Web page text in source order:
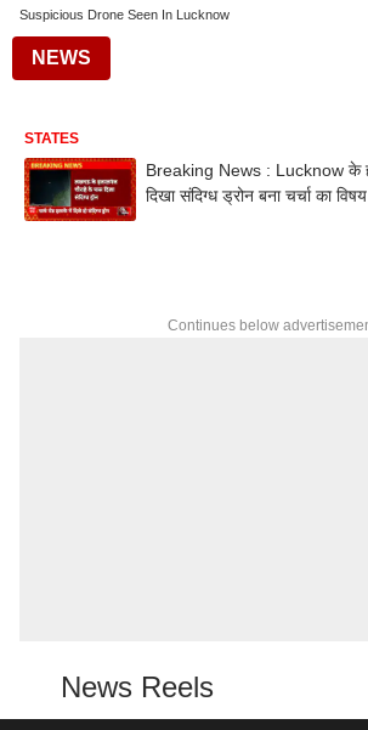
Suspicious Drone Seen In Lucknow
NEWS
STATES
Breaking News : Lucknow के
दिखा संदिग्ध ड्रोन बना चर्चा का
Continues below
News Reels